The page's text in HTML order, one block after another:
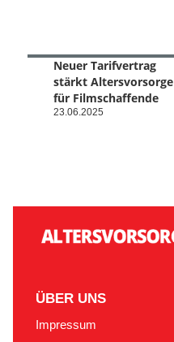
Neuer Tarifvertrag
stärkt Altersvorsorge
für Filmschaffende
23.06.2025
ÜBER UNS
Impressum